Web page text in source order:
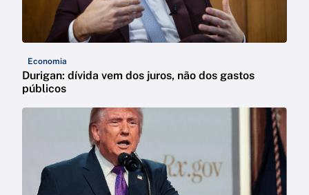
Economia
Durigan: dívida vem dos juros, não dos gastos
públicos